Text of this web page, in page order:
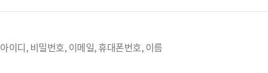
아이디, 비밀번호, 이메일, 휴대폰번호, 이름